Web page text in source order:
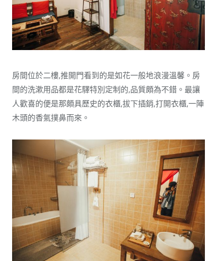
房間位於二樓,推開門看到的是如花一般地浪漫溫馨。房
間的洗漱用品都是花驛特別定制的,品質頗為不錯。最讓
人歡喜的便是那頗具歷史的衣櫃,拔下插銷,打開衣櫃,一陣
木頭的香氣撲鼻而來。